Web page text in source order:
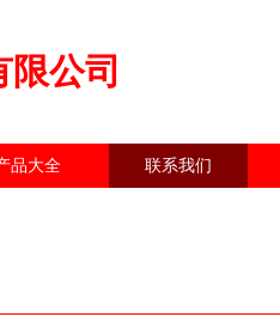
公司
品大全 联系我们